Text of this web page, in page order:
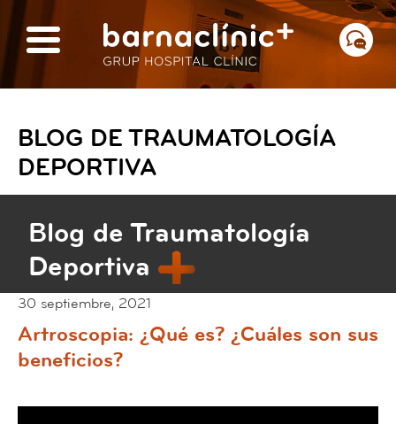
BLOG DE TRAUMATOLOGÍA
DEPORTIVA
Blog de Traumatología
Deportiva
30 septiembre, 2021
Artroscopia: ¿Qué es? ¿Cuáles son sus
beneficios?